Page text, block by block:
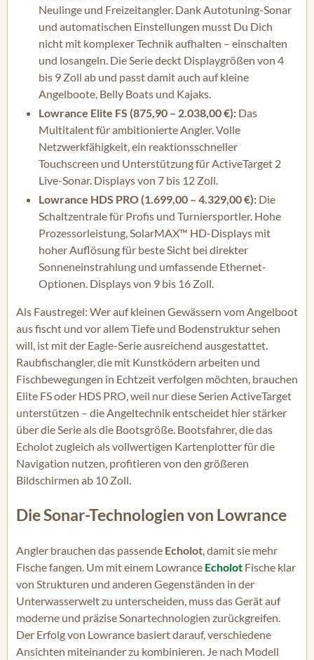
Neulinge und Freizeitangler. Dank Autotuning-Sonar
und automatischen Einstellungen musst Du Dich
nicht mit komplexer Technik aufhalten – einschalten
und losangeln. Die Serie deckt Displaygrößen von 4
bis 9 Zoll ab und passt damit auch auf kleine
Angelboote, Belly Boats und Kajaks.
Lowrance Elite FS (875,90 – 2.038,00 €): Das
Multitalent für ambitionierte Angler. Volle
Netzwerkfähigkeit, ein reaktionsschneller
Touchscreen und Unterstützung für ActiveTarget 2
Live-Sonar. Displays von 7 bis 12 Zoll.
Lowrance HDS PRO (1.699,00 – 4.329,00 €): Die
Schaltzentrale für Profis und Turniersportler. Hohe
Prozessorleistung, SolarMAX™ HD-Displays mit
hoher Auflösung für beste Sicht bei direkter
Sonneneinstrahlung und umfassende Ethernet-
Optionen. Displays von 9 bis 16 Zoll.
Als Faustregel: Wer auf kleinen Gewässern vom Angelboot
aus fischt und vor allem Tiefe und Bodenstruktur sehen
will, ist mit der Eagle-Serie ausreichend ausgestattet.
Raubfischangler, die mit Kunstködern arbeiten und
Fischbewegungen in Echtzeit verfolgen möchten, brauchen
Elite FS oder HDS PRO, weil nur diese Serien ActiveTarget
unterstützen – die Angeltechnik entscheidet hier stärker
über die Serie als die Bootsgröße. Bootsfahrer, die das
Echolot zugleich als vollwertigen Kartenplotter für die
Navigation nutzen, profitieren von den größeren
Bildschirmen ab 10 Zoll.
Die Sonar-Technologien von Lowrance
Angler brauchen das passende Echolot, damit sie mehr
Fische fangen. Um mit einem Lowrance Echolot Fische klar
von Strukturen und anderen Gegenständen in der
Unterwasserwelt zu unterscheiden, muss das Gerät auf
moderne und präzise Sonartechnologien zurückgreifen.
Der Erfolg von Lowrance basiert darauf, verschiedene
Ansichten miteinander zu kombinieren. Je nach Modell